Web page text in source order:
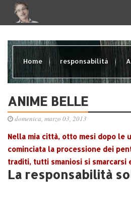
Home responsabilità
ANIME BELLE
domenica, marzo 03, 2013
Nella mia città, otto mesi dopo le
cominciata la processione dei
traditi, tutti smaniosi si
La responsabilità